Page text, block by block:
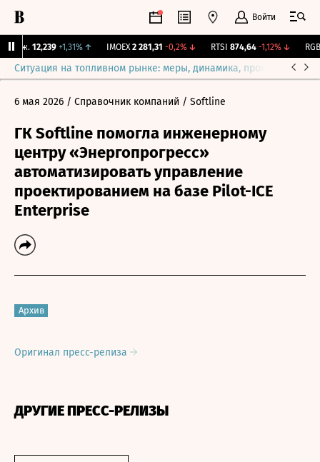
Войти
12,239 +1,31% ↑ IMOEX 2 281,31 -0,2%↓ RTSI 874,64 -1,12%↓ RGBI
Ситуация на топливном рынке: меры, динамика, прогнозы
6 мая 2026 / Справочник компаний / Softline
ГК Softline помогла инженерному
центру «Энергопрогресс»
автоматизировать управление
проектированием на базе Pilot-ICE
Enterprise
Архив
Оригинал пресс-релиза
ДРУГИЕ ПРЕСС-РЕЛИЗЫ